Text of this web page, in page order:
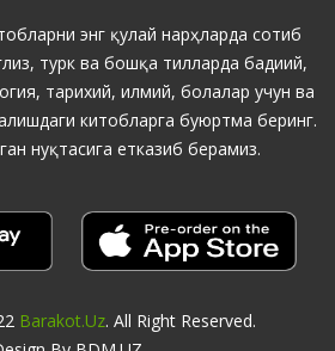
энг қулай нарҳларда сотиб
турк ва бошқа тилларда бадиий,
тарихий, илмий, болалар учун ва
китобларга буюртма беринг.
нуқтасига етказиб берамиз.
Barakot.uz. All Right Reserved.